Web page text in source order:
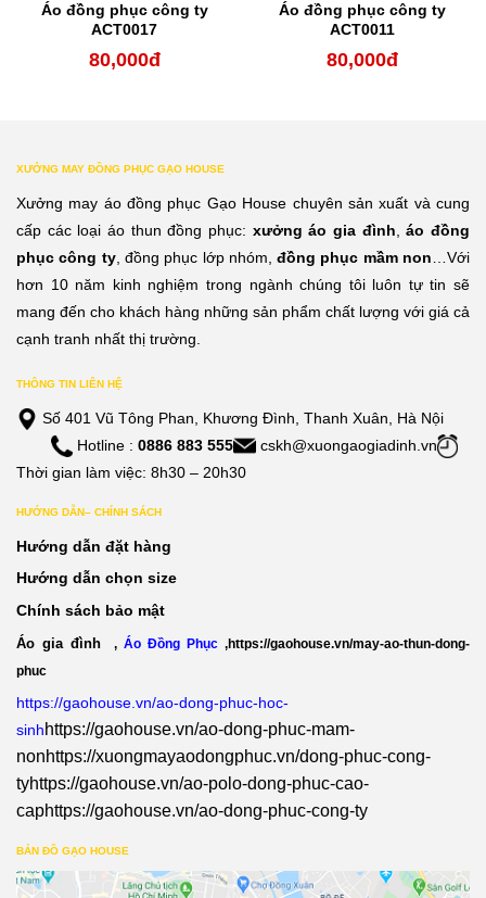
Áo đồng phục công ty
ACT0017
80,000đ
Áo đồng phục công ty
ACT0011
80,000đ
XƯỞNG MAY ĐỒNG PHỤC GẠO HOUSE
Xưởng may áo đồng phục Gạo House chuyên sản xuất và cung
cấp các loại áo thun đồng phục: xưởng áo gia đình ,áo đồng
phục công ty, đồng phục lớp nhóm,đồng phục mầm non …Với
hơn 10 năm kinh nghiệm trong ngành chúng tôi luôn tự tin sẽ
mang đến cho khách hàng những sản phẩm chất lượng với giá cả
cạnh tranh nhất thị trường.
THÔNG TIN LIÊN HỆ
Số 401 Vũ Tông Phan, Khương Đình, Thanh Xuân, Hà Nội
Hotline : 0886 883 555
cskh@xuongaogiadinh.vn
Thời gian làm việc: 8h30 – 20h30
HƯỚNG DẪN– CHÍNH SÁCH
Hướng dẫn đặt hàng
Hướng dẫn chọn size
Chính sách bảo mật
Áo gia đình , Áo Đồng Phục ,https://gaohouse.vn/may-ao-thun-dong-
phuc
https://gaohouse.vn/ao-dong-phuc-hoc-
sinhhttps://gaohouse.vn/ao-dong-phuc-mam-
nonhttps://xuongmayaodongphuc.vn/dong-phuc-cong-
tyhttps://gaohouse.vn/ao-polo-dong-phuc-cao-
caphttps://gaohouse.vn/ao-dong-phuc-cong-ty
BẢN ĐỒ GẠO HOUSE